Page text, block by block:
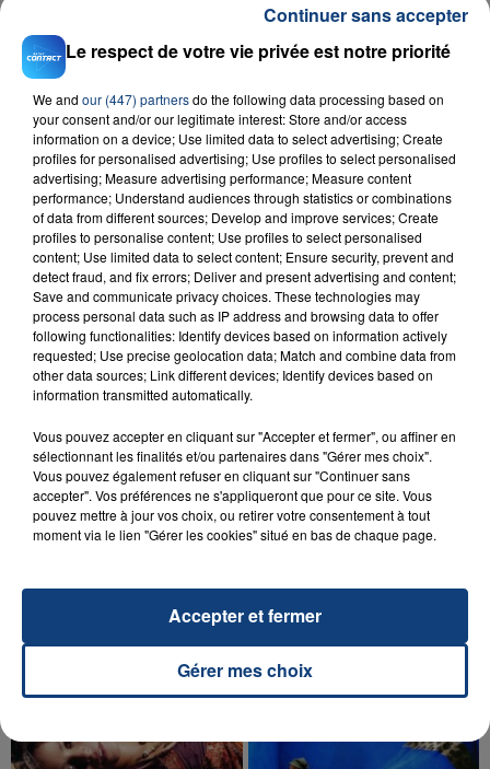
23 juillet 2026
INCENDIE MORTEL À LENS : UNE FEMME ET
SON BÉBÉ ENTRE LA VIE ET LA...
Un homme s'est immolé par le feu après avoir
aspergé sa compagne et leur bébé de trois mois
d'un liquide inflammable.
20 juillet 2026
UNE ADOLESCENTE DEVANT SE FAIRE
OPÉRER DE LA CHEVILLE RESSORT DE LA...
reconnu sa responsabilité et présenté ses
TITRES DIFFUSÉS
Le respect de votre vie privée est notre priorité
We and our (447) partnersdo the following data processing based on
your consent and/or our legitimate interest: Store and/or access
information on a device; Use limited data to select advertising; Create
profiles for personalised advertising; Use profiles to select personalised
advertising; Measure advertising performance; Measure content
performance; Understand audiences through statistics or combinations
of data from different sources; Develop and improve services; Create
profiles to personalise content; Use profiles to select personalised
content; Use limited data to select content; Ensure security, prevent and
detect fraud, and fix errors; Deliver and present advertising and content;
Save and communicate privacy choices. These technologies may
process personal data such as IP address and browsing data to offer
following functionalities: Identify devices based on information actively
requested; Use precise geolocation data; Match and combine data from
other data sources; Link different devices; Identify devices based on
information transmitted automatically.
Vous pouvez accepter en cliquant sur "Accepter et fermer", ou affiner en
sélectionnant les finalités et/ou partenaires dans "Gérer mes choix".
Vous pouvez également refuser en cliquant sur "Continuer sans
accepter". Vos préférences ne s'appliqueront que pour ce site. Vous
pouvez mettre à jour vos choix, ou retirer votre consentement à tout
moment via le lien "Gérer les cookies" situé en bas de chaque page.
Gérer mes choix
Accepter et fermer
Continuer sans accepter